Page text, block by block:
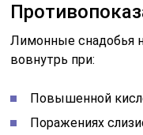
Лимонные снадобья
вовнутрь при:
Повышенной
Поражениях